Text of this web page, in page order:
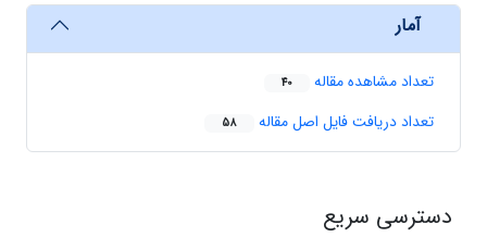
آمار
تعداد مشاهده مقاله 40
تعداد دریافت فایل اصل مقاله 58
دسترسی سریع